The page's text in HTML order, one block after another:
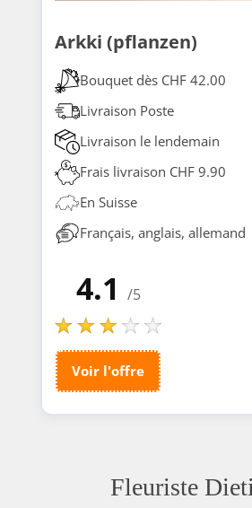
Arkki (pflanzen)
Bouquet dès CHF 42.00
Livraison Poste
Livraison le lendemain
Frais livraison CHF 9.90
En Suisse
Français, anglais, allemand
4.1 /5
Voir l'offre
Fleuriste